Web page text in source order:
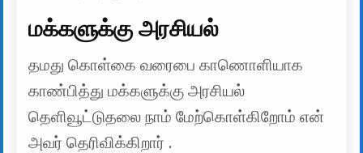
மக்களுக்கு அரசியல்
தமது கொள்கை வரைபை காணொளியாக
காண்பித்து மக்களுக்கு அரசியல்
தெளிவூட்டுதலை நாம் மேற்கொள்கிறோம் என்
அவர் தெரிவிக்கிறார் .